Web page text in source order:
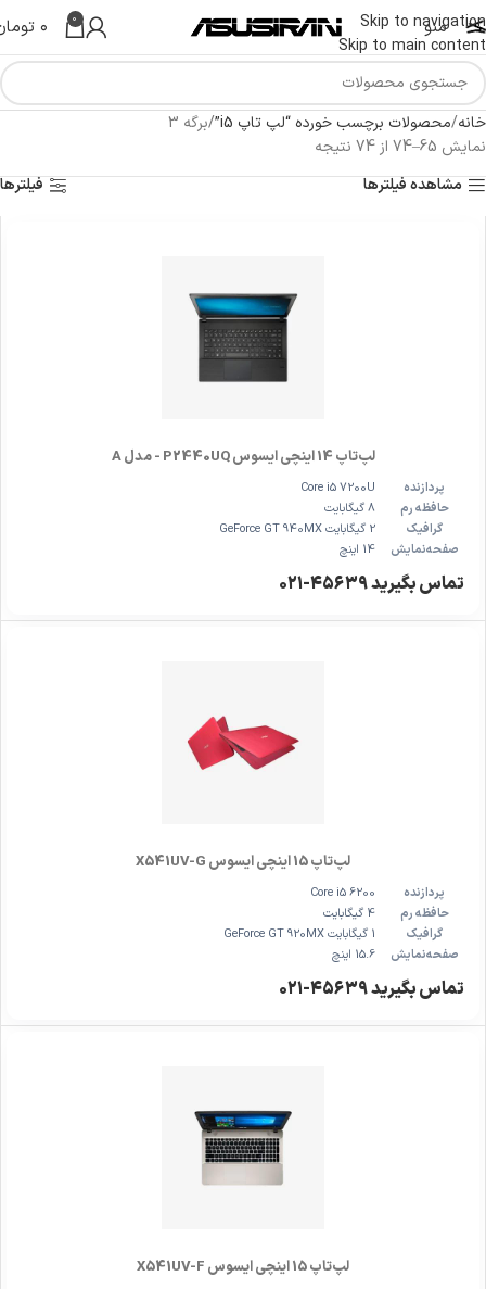
Skip to navigation
Skip to main content
منو 0 ۰
خانه محصولات برچسب خورده “لپ تاپ i5”
برگه 3
نمایش 65–74 از 74 نتیجه
مشاهده فیلترها
فیلترها
لپ‌تاپ 14 اینچی ایسوس P2440UQ - مدل A
پردازنده
Core i5 7200U
حافظه رم
8 گیگابایت
گرافیک
2 گیگابایت GeForce GT 940MX
صفحه‌نمایش
14 اینچ
تماس بگیرید ۴۵۶۳۹-۰۲۱
لپ‌تاپ 15 اینچی ایسوس X541UV-G
پردازنده
Core i5 6200
حافظه رم
4 گیگابایت
گرافیک
1 گیگابایت GeForce GT 920MX
صفحه‌نمایش
15.6 اینچ
تماس بگیرید ۴۵۶۳۹-۰۲۱
لپ‌تاپ 15 اینچی ایسوس X541UV-F